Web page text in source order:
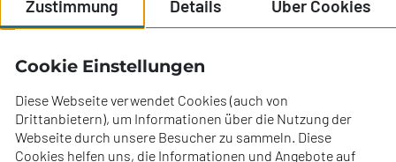
E:
office@ecc-experts.at
Jobs
Standorte
Für Bewerber
Für Unternehmer
Über uns
Zustimmung Details Über Cookies
Cookie Einstellungen
Diese Webseite verwendet Cookies (auch von
Drittanbietern), um Informationen über die Nutzung der
Webseite durch unsere Besucher zu sammeln. Diese
Cookies helfen uns, die Informationen und Angebote auf